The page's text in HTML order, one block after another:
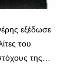
εξέδωσε
του
της…